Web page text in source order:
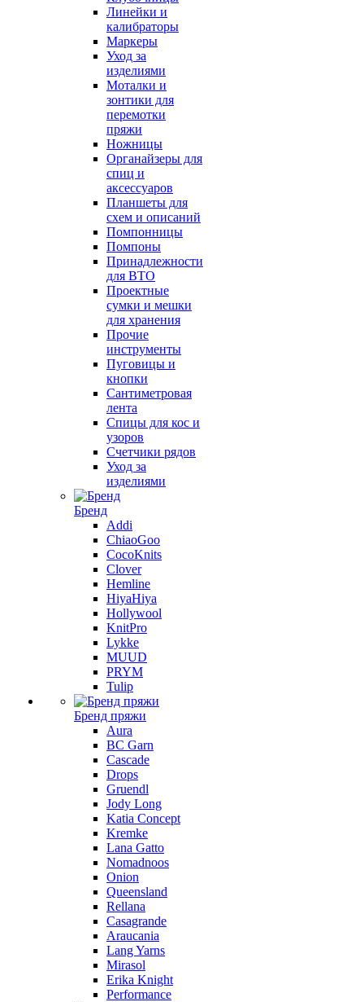
Линейки и
калибраторы
Маркеры
Уход за
изделиями
Моталки и
зонтики для
перемотки
пряжи
Ножницы
Органайзеры для
спиц и
аксессуаров
Планшеты для
схем и описаний
Помпонницы
Помпоны
Принадлежности
для ВТО
Проектные
сумки и мешки
для хранения
Прочие
инструменты
Пуговицы и
кнопки
Сантиметровая
лента
Спицы для кос и
узоров
Счетчики рядов
Уход за
изделиями
Бренд
Addi
ChiaoGoo
CocoKnits
Clover
Hemline
HiyaHiya
Hollywool
KnitPro
Lykke
MUUD
PRYM
Tulip
Бренд пряжи
Aura
BC Garn
Cascade
Drops
Gruendl
Jody Long
Katia Concept
Kremke
Lana Gatto
Nomadnoos
Onion
Queensland
Rellana
Casagrande
Araucania
Lang Yarns
Mirasol
Erika Knight
Performance